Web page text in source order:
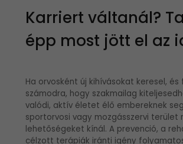
Karriert váltanál?
épp most jött el az
Ha orvosként új kihívásokat keresel, és
számodra, hogy szakmailag
valódi, aktív életet élő embereknek
sportorvosi vagy mozgásszervi terület
lehetőségeket kínál. A prevenció, a
célzott terápiák iránti igény